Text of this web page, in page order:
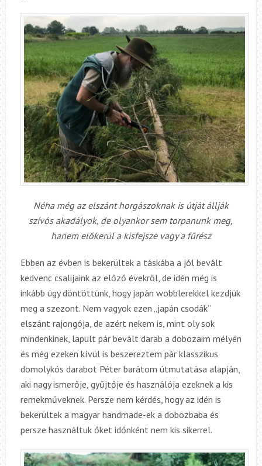
Néha még az elszánt horgászoknak is útját állják
szívós akadályok, de olyankor sem torpanunk meg,
hanem előkerül a kisfejsze vagy a fűrész
Ebben az évben is bekerültek a táskába a jól bevált
kedvenc csalijaink az előző évekről, de idén még is
inkább úgy döntöttünk, hogy japán wobblerekkel kezdjük
meg a szezont. Nem vagyok ezen „japán csodák”
elszánt rajongója, de azért nekem is, mint oly sok
mindenkinek, lapult pár bevált darab a dobozaim mélyén
és még ezeken kívül is beszereztem pár klasszikus
domolykós darabot Péter barátom útmutatása alapján,
aki nagy ismerője, gyűjtője és használója ezeknek a kis
remekműveknek. Persze nem kérdés, hogy az idén is
bekerültek a magyar handmade-ek a dobozbaba és
persze használtuk őket időnként nem kis sikerrel.